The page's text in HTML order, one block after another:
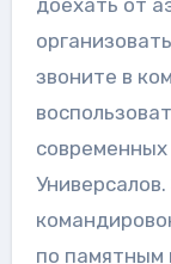
звоните в
по памятным